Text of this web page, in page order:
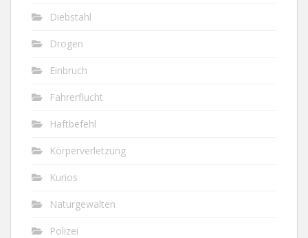
Diebstahl
Drogen
Einbruch
Fahrerflucht
Haftbefehl
Körperverletzung
Kurios
Naturgewalten
Polizei